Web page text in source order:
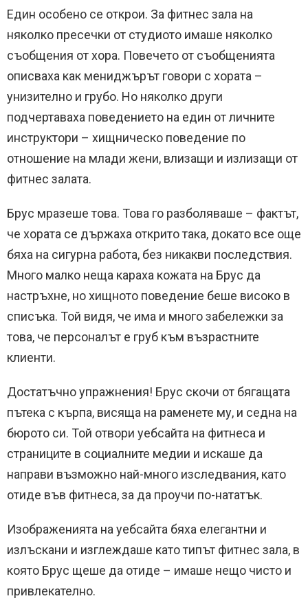
Един особено се открои. За фитнес зала на
няколко пресечки от студиото имаше няколко
съобщения от хора. Повечето от съобщенията
описваха как мениджърът говори с хората –
унизително и грубо. Но няколко други
подчертаваха поведението на един от личните
инструктори – хищническо поведение по
отношение на млади жени, влизащи и излизащи от
фитнес залата.
Брус мразеше това. Това го разболяваше – фактът,
че хората се държаха открито така, докато все още
бяха на сигурна работа, без никакви последствия.
Много малко неща караха кожата на Брус да
настръхне, но хищното поведение беше високо в
списъка. Той видя, че има и много забележки за
това, че персоналът е груб към възрастните
клиенти.
Достатъчно упражнения! Брус скочи от бягащата
пътека с кърпа, висяща на раменете му, и седна на
бюрото си. Той отвори уебсайта на фитнеса и
страниците в социалните медии и искаше да
направи възможно най-много изследвания, като
отиде във фитнеса, за да проучи по-нататък.
Изображенията на уебсайта бяха елегантни и
излъскани и изглеждаше като типът фитнес зала, в
която Брус щеше да отиде – имаше нещо чисто и
привлекателно.